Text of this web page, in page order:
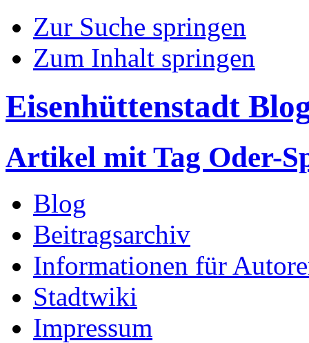
Zur Suche springen
Zum Inhalt springen
Eisenhüttenstadt
Artikel mit Tag Oder-
Blog
Beitragsarchiv
Informationen für
Stadtwiki
Impressum